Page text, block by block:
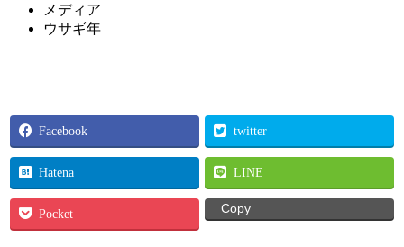
メディア
ウサギ年
Facebook twitter
Hatena LINE
Pocket Copy